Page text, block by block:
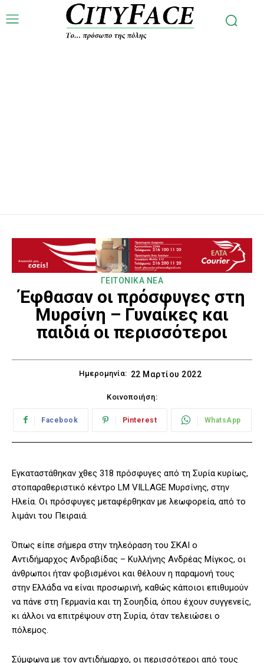
ΓΕΙΤΟΝΙΚΑ ΝΕΑ
Έφθασαν οι πρόσφυγες στη
Μυρσίνη – Γυναίκες και
παιδιά οι περισσότεροι
Ημερομηνία: 22 Μαρτίου 2022
Κοινοποιήση:
Facebook Pinterest WhatsApp
Εγκαταστάθηκαν χθες 318 πρόσφυγες από τη Συρία κυρίως,
στοπαραθεριστικό κέντρο LM VILLAGE Μυρσίνης, στην
Ηλεία. Οι πρόσφυγες μεταφέρθηκαν με λεωφορεία, από το
λιμάνι του Πειραιά.
Όπως είπε σήμερα στην τηλεόραση του ΣΚΑΙ ο
Αντιδήμαρχος Ανδραβίδας – Κυλλήνης Ανδρέας Μίγκος, οι
άνθρωποι ήταν φοβισμένοι και θέλουν η παραμονή τους
στην Ελλάδα να είναι προσωρινή, καθώς κάποιοι επιθυμούν
να πάνε στη Γερμανία και τη Σουηδία, όπου έχουν συγγενείς,
κι άλλοι να επιτρέψουν στη Συρία, όταν τελειώσει ο
πόλεμος.
Σύμφωνα με τον αντιδήμαρχο, οι περισσότεροι από τους